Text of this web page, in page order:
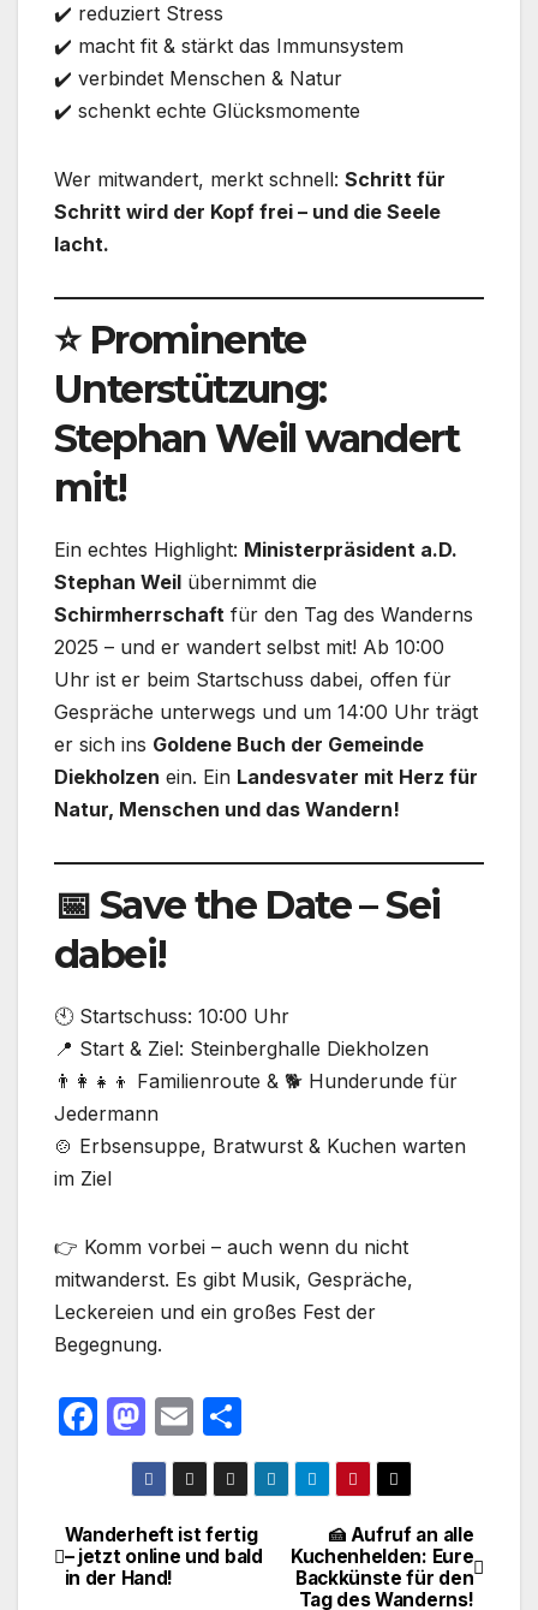
✔️ reduziert Stress
✔️ macht fit & stärkt das Immunsystem
✔️ verbindet Menschen & Natur
✔️ schenkt echte Glücksmomente
Wer mitwandert, merkt schnell: Schritt für
Schritt wird der Kopf frei – und die Seele
lacht.
⭐ Prominente
Unterstützung:
Stephan Weil wandert
mit!
Ein echtes Highlight: Ministerpräsident a.D.
Stephan Weil übernimmt die
Schirmherrschaft für den Tag des Wanderns
2025 – und er wandert selbst mit! Ab 10:00
Uhr ist er beim Startschuss dabei, offen für
Gespräche unterwegs und um 14:00 Uhr trägt
er sich ins Goldene Buch der Gemeinde
Diekholzen ein. Ein Landesvater mit Herz für
Natur, Menschen und das Wandern!
📅 Save the Date – Sei
dabei!
🕙 Startschuss: 10:00 Uhr
📍 Start & Ziel: Steinberghalle Diekholzen
👨‍👩‍👧‍👦 Familienroute & 🐕 Hunderunde für
Jedermann
🍲 Erbsensuppe, Bratwurst & Kuchen warten
im Ziel
👉 Komm vorbei – auch wenn du nicht
mitwanderst. Es gibt Musik, Gespräche,
Leckereien und ein großes Fest der
Begegnung.
F
e
b
M
a
st
o
d
E
m
ail
ei
le
n
Beitragsnavigation🍰 Aufruf an alle
Kuchenhelden: Eure
Backkünste für den
Tag des Wanderns!
Wanderheft ist fertig
– jetzt online und bald
in der Hand!